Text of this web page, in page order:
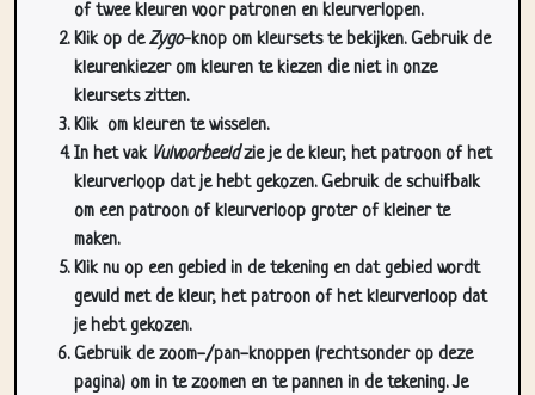
of twee kleuren voor patronen en kleurverlopen.
Klik op deZygo-knop om kleursets te bekijken. Gebruik de
kleurenkiezer om kleuren te kiezen die niet in onze
kleursets zitten.
Klik om kleuren te wisselen.
In het vak Vulvoorbeeldzie je de kleur, het patroon of het
kleurverloop dat je hebt gekozen. Gebruik de schuifbalk
om een patroon of kleurverloop groter of kleiner te
maken.
Klik nu op een gebied in de tekening en dat gebied wordt
gevuld met de kleur, het patroon of het kleurverloop dat
je hebt gekozen.
Gebruik de zoom-/pan-knoppen (rechtsonder op deze
pagina) om in te zoomen en te pannen in de tekening. Je